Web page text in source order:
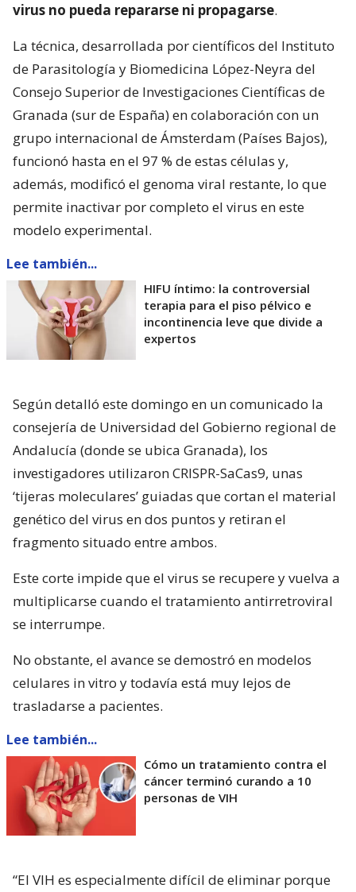
virus no pueda repararse ni propagarse.
La técnica, desarrollada por científicos del Instituto
de Parasitología y Biomedicina López-Neyra del
Consejo Superior de Investigaciones Científicas de
Granada (sur de España) en colaboración con un
grupo internacional de Ámsterdam (Países Bajos),
funcionó hasta en el 97 % de estas células y,
además, modificó el genoma viral restante, lo que
permite inactivar por completo el virus en este
modelo experimental.
Lee también...
HIFU íntimo: la controversial
terapia para el piso pélvico e
incontinencia leve que divide a
expertos
Según detalló este domingo en un comunicado la
consejería de Universidad del Gobierno regional de
Andalucía (donde se ubica Granada), los
investigadores utilizaron CRISPR-SaCas9, unas
‘tijeras moleculares’ guiadas que cortan el material
genético del virus en dos puntos y retiran el
fragmento situado entre ambos.
Este corte impide que el virus se recupere y vuelva a
multiplicarse cuando el tratamiento antirretroviral
se interrumpe.
No obstante, el avance se demostró en modelos
celulares in vitro y todavía está muy lejos de
trasladarse a pacientes.
Lee también...
Cómo un tratamiento contra el
cáncer terminó curando a 10
personas de VIH
“El VIH es especialmente difícil de eliminar porque